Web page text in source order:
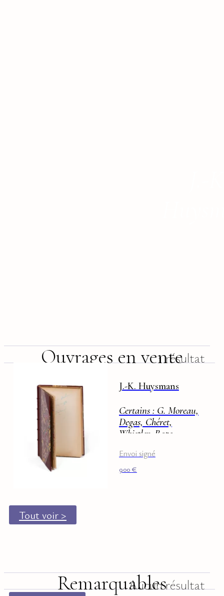
Ouvrages en vente
1 résultat
J.-K. Huysmans
Certains : G. Moreau,
Degas, Chéret,
Whistler, Rops
Envoi signé
900€
Tout voir >
RemarquablesAucun résultat